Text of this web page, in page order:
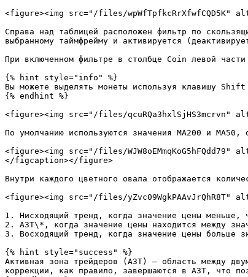
<figure><img src="/files/
Справа над таблицей расположен фильтр по
выбранному таймфрейму и активируется
При включенном фильтре в столбце Coin левой
{% hint style="info" %}
Вы можете выделять монеты используя клавишу
{% endhint %}
<figure><img src="/files/qcuRQa3hxlSjHS3mcrvn"
По умолчанию используются значения МА200 и
<figure><img src="/files/
</figcaption></figure>
Внутри каждого цветного овала отображается
<figure><img src="/files/
1. Нисходящий тренд, когда значение цены меньше,
2. АЗТ\*, когда значение цены находится между
3. Восходящий тренд, когда значение цены больше
{% hint style="success" %}
Активная зона трейдеров (АЗТ) — область между
коррекции, как правило, завершаются в АЗТ, что